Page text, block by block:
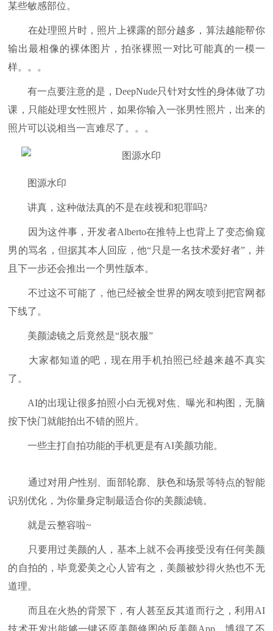
某些敏感部位。
在处理照片时，照片上裸露的部分越多，算法越能帮你
输出最相像的裸体图片，拍张裸照一对比可能真的一模一
样。。。
有一点要注意的是，DeepNude只针对女性的身体做了功
课，只能处理女性照片，如果你输入一张男性照片，出来的
照片可以说相当一言难尽了。。。
图源水印
讲真，这种做法真的不是在歧视和犯罪吗?
因为这件事，开发者Alberto在推特上也背上了变态偷窥
男的骂名，但据其本人回应，他“只是一名技术爱好者”，并
且下一步还会推出一个男性版本。
不过这不可能了，他已经被全世界的网友喷到把官网都
下线了。
美颜滤镜之后竟然是“脱衣服”
大家都知道的吧，现在用手机拍照已经越来越不真实
了。
AI的出现让很多拍照小白无视对焦、曝光和构图，无脑
按下快门就能拍出不错的照片。
一些主打自拍功能的手机更是有AI美颜功能。
通过对用户性别、面部轮廓、肤色和场景等特点的智能
识别优化，为你量身定制最适合你的美颜滤镜。
就是云整容啦~
只要用过美颜的人，基本上就不会再接受没有任何美颜
的自拍的，毕竟爱美之心人皆有之，美颜被炒得火热也不无
道理。
而且在火热的背景下，有人甚至反其道而行之，利用AI
技术开发出能够一键还原美颜修图的反美颜App，博得了不